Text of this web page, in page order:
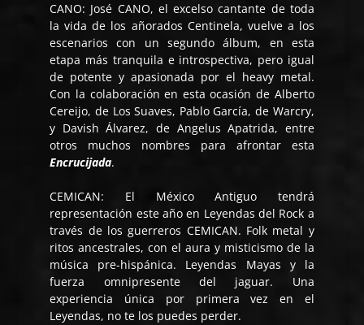
CANO: José CANO, el excelso cantante de toda
la vida de los añorados Centinela, vuelve a los
escenarios con un segundo álbum, en esta
etapa más tranquila e introspectiva, pero igual
de potente y apasionada por el heavy metal.
Con la colaboración en esta ocasión de Alberto
Cereijo, de Los Suaves, Pablo García, de Warcry,
y Davish Álvarez, de Angelus Apatrida, entre
otros muchos nombres para afrontar esta
Encrucijada.
CEMICAN: El México Antiguo tendrá
representación este año en Leyendas del Rock a
través de los guerreros CEMICAN. Folk metal y
ritos ancestrales, con el aura y misticismo de la
música pre-hispánica. Leyendas Mayas y la
fuerza omnipresente del jaguar. Una
experiencia única por primera vez en el
Leyendas, no te los puedes perder.